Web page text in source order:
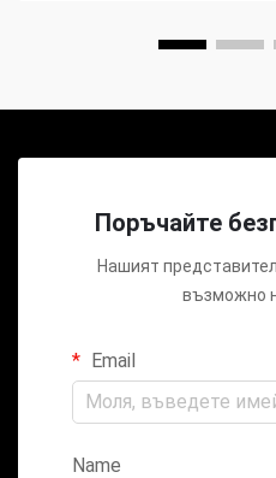
Поръчайте
Нашият
възможно
Email
Name